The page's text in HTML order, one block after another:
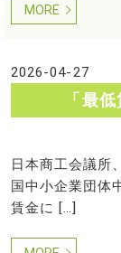
MORE
2026-04-27
「最
日本商工会議所
国中小企業団体
賃金に […]